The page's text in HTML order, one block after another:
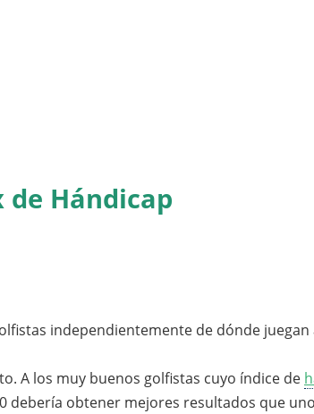
de Hándicap
independientemente de dónde juegan
A los muy buenos golfistas cuyo índice de
debería obtener mejores resultados que